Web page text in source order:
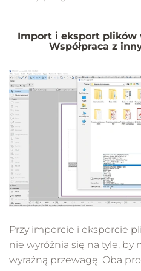
Import i eksport plików
Współpraca z
Przy imporcie i eksporcie
nie wyróżnia się na tyle, by
wyraźną przewagę. Oba